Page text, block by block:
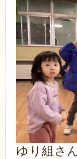
ゆり組さ